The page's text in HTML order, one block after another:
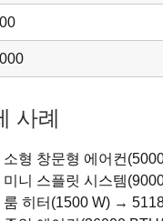
사례
소형 창문형 에어컨
미니 스플릿 시스템
룸 히터(1500 W) →